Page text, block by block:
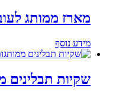
מארז ממותג
מידע נוסף
שקיות תבלינים